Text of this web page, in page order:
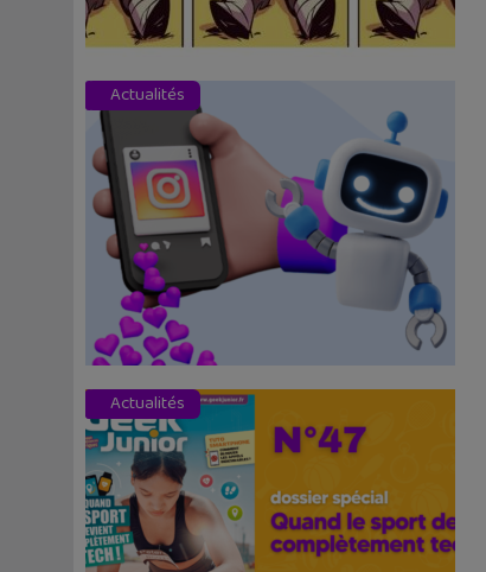
Actualités
Actualités